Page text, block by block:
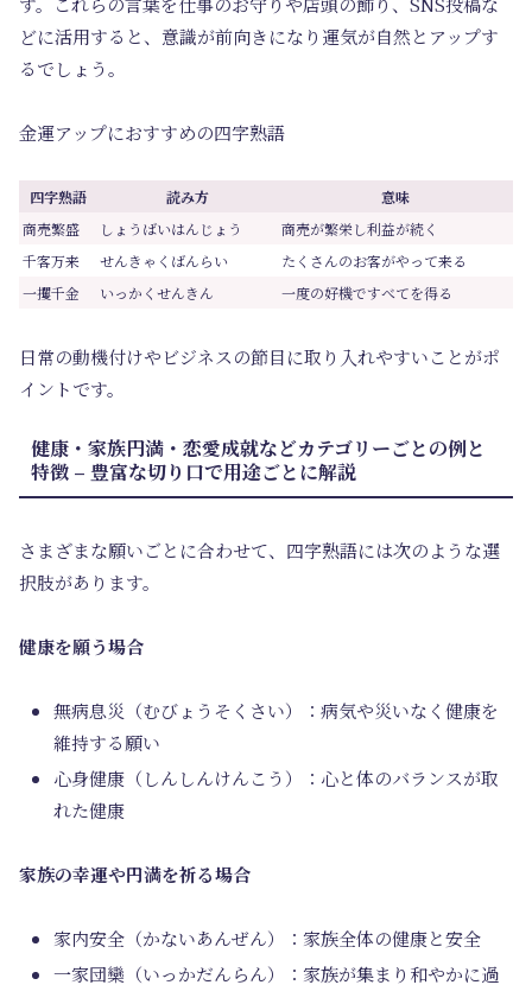
どに活用すると、意識が前向きになり運気が自然とアップす
るでしょう。
金運アップにおすすめの四字熟語
四字熟語 読み方
意味
商売繁盛
しょうばいはんじょう
商売が繁栄し利益が続く
千客万来
せんきゃくばんらい
たくさんのお客がやって来る
一攫千金
いっかくせんきん 一度の好機ですべてを得る
日常の動機付けやビジネスの節目に取り入れやすいことがポ
イントです。
健康・家族円満・恋愛成就などカテゴリーごとの例と
特徴 – 豊富な切り口で用途ごとに解説
さまざまな願いごとに合わせて、四字熟語には次のような選
択肢があります。
健康を願う場合
無病息災（むびょうそくさい）：病気や災いなく健康を
維持する願い
心身健康（しんしんけんこう）：心と体のバランスが取
れた健康
家族の幸運や円満を祈る場合
家内安全（かないあんぜん）：家族全体の健康と安全
一家団欒（いっかだんらん）：家族が集まり和やかに過